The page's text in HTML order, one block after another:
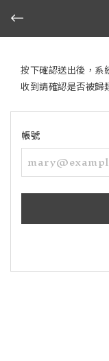
按下確認送出後，
收到請確認是否被歸
帳號